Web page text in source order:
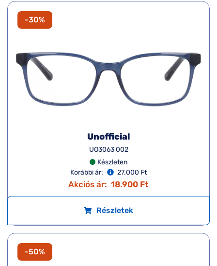
-30%
Unofficial
UO3063 002
Készleten
Korábbi ár:
27.000 Ft
Akciós ár: 18.900 Ft
Részletek
-50%